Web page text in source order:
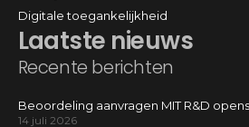
Laatste nieuws
Recente berichten
Beoordeling aanvragen MIT R&D
14 juli 2026
Digitale toegankelijkheid